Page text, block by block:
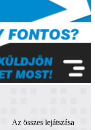
Az összes lejátszása